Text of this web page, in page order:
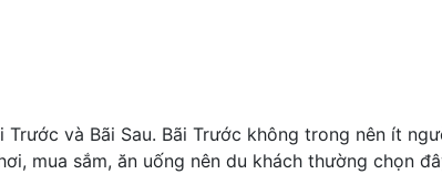
và Bãi Sau. Bãi Trước không trong nên ít
mua sắm, ăn uống nên du khách thường chọn